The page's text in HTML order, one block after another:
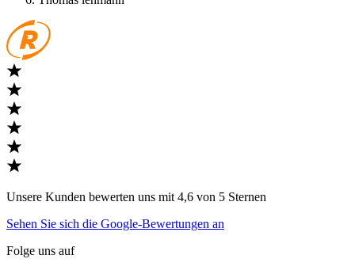
Unsere Kunden bewerten uns mit 4,6 von 5 Sternen
Sehen Sie sich die Google-Bewertungen an
Folge uns auf